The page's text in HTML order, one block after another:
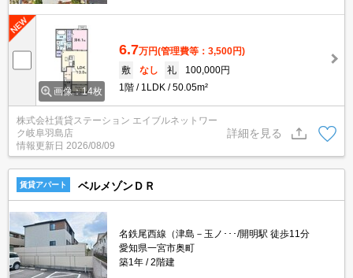
画像：14枚
6.7万円(管理費等：3,500円)
敷
なし 礼
100,000円
1階
1LDK 50.05m²
株式会社賃貸ステーション エイブルネットワー
ク岐阜羽島店
情報更新日 2026/08/09
詳細を見る
賃貸アパート ベルメゾンＤＲ
名鉄尾西線（津島－玉ノ･･･/開明駅 徒歩11分
愛知県一宮市奥町
築1年
2階建